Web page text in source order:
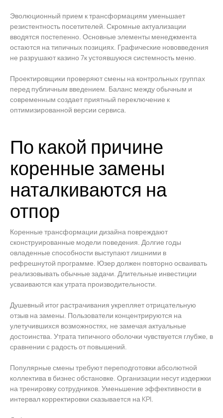
Эволюционный прием к трансформациям уменьшает
резистентность посетителей. Скромные актуализации
вводятся постепенно. Основные элементы менеджмента
остаются на типичных позициях. Графические нововведения
не разрушают казино 7к устоявшуюся системность меню.
Проектировщики проверяют смены на контрольных группах
перед публичным введением. Баланс между обычным и
современным создает приятный переключение к
оптимизированной версии сервиса.
По какой причине
коренные замены
наталкиваются на
отпор
Коренные трансформации дизайна повреждают
сконструированные модели поведения. Долгие годы
овладенные способности выступают лишними в
рефрешнутой программе. Юзер должен повторно осваивать
реализовывать обычные задачи. Длительные инвестиции
усваиваются как утрата производительности.
Душевный итог растрачивания укрепляет отрицательную
отзыв на замены. Пользователи концентрируются на
улетучившихся возможностях, не замечая актуальные
достоинства. Утрата типичного оболочки чувствуется глубже, в
сравнении с радость от повышений.
Популярные смены требуют переподготовки абсолютной
коллектива в бизнес обстановке. Организации несут издержки
на тренировку сотрудников. Уменьшение эффективности в
интервал корректировки сказывается на KPI.